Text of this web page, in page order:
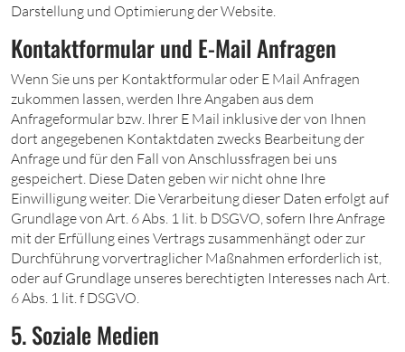
Darstellung und Optimierung der Website.
Kontaktformular und E-Mail Anfragen
Wenn Sie uns per Kontaktformular oder E Mail Anfragen
zukommen lassen, werden Ihre Angaben aus dem
Anfrageformular bzw. Ihrer E Mail inklusive der von Ihnen
dort angegebenen Kontaktdaten zwecks Bearbeitung der
Anfrage und für den Fall von Anschlussfragen bei uns
gespeichert. Diese Daten geben wir nicht ohne Ihre
Einwilligung weiter. Die Verarbeitung dieser Daten erfolgt auf
Grundlage von Art. 6 Abs. 1 lit. b DSGVO, sofern Ihre Anfrage
mit der Erfüllung eines Vertrags zusammenhängt oder zur
Durchführung vorvertraglicher Maßnahmen erforderlich ist,
oder auf Grundlage unseres berechtigten Interesses nach Art.
6 Abs. 1 lit. f DSGVO.
5. Soziale Medien